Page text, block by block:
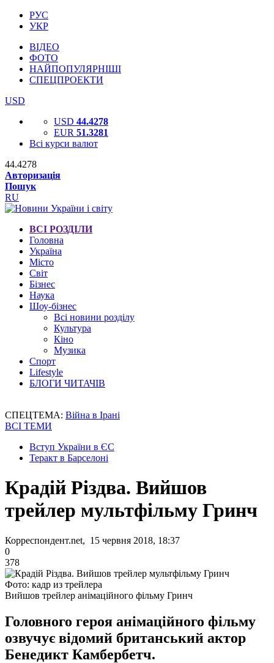
РУС
УКР
ВІДЕО
ФОТО
НАЙПОПУЛЯРНІШІ
СПЕЦПРОЕКТИ
USD
USD 44.4278
EUR 51.3281
Всі курси валют
44.4278
Авторизація
Пошук
RU
ВСІ РОЗДІЛИ
Головна
Україна
Місто
Світ
Бізнес
Наука
Шоу-бізнес
Всі новини розділу
Культура
Кіно
Музика
Спорт
Lifestyle
БЛОГИ ЧИТАЧІВ
СПЕЦТЕМА: Війна в Ірані
ВСІ ТЕМИ
Вступ України в ЄС
Теракт в Барселоні
Крадій Різдва. Вийшов
трейлер мультфільму Гринч
Корреспондент.net, 15 червня 2018, 18:37
0
378
Фото: кадр из трейлера
Вийшов трейлер анімаційного фільму Гринч
Головного героя анімаційного фільму
озвучує відомий британський актор
Бенедикт Камбербетч.